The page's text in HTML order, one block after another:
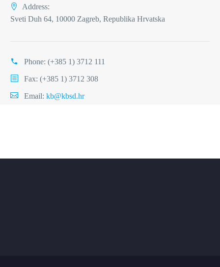
Address:
Sveti Duh 64, 10000 Zagreb, Republika Hrvatska
Phone: (+385 1) 3712 111
Fax: (+385 1) 3712 308
Email: kb@kbsd.hr